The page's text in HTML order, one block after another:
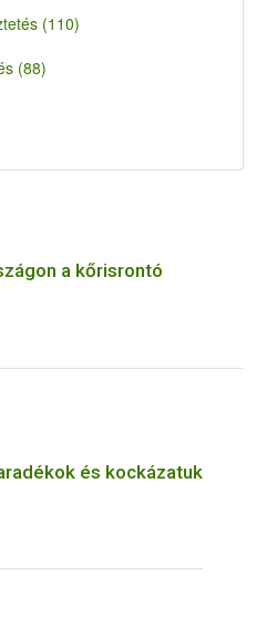
(110)
(88)
a kőrisrontó
és kockázatuk